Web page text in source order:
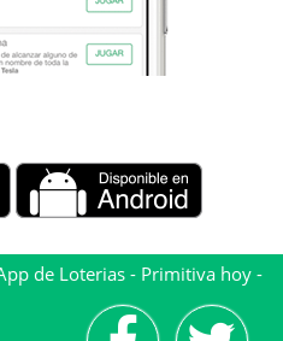
de Loterias - Primitiva hoy -